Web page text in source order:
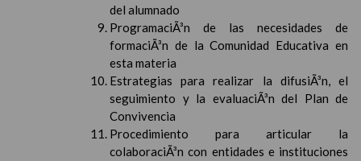
del alumnado
ProgramaciÃ³n de las necesidades de
formaciÃ³n de la Comunidad Educativa en
esta materia
Estrategias para realizar la difusiÃ³n, el
seguimiento y la evaluaciÃ³n del Plan de
Convivencia
Procedimiento para articular la
colaboraciÃ³n con entidades e instituciones